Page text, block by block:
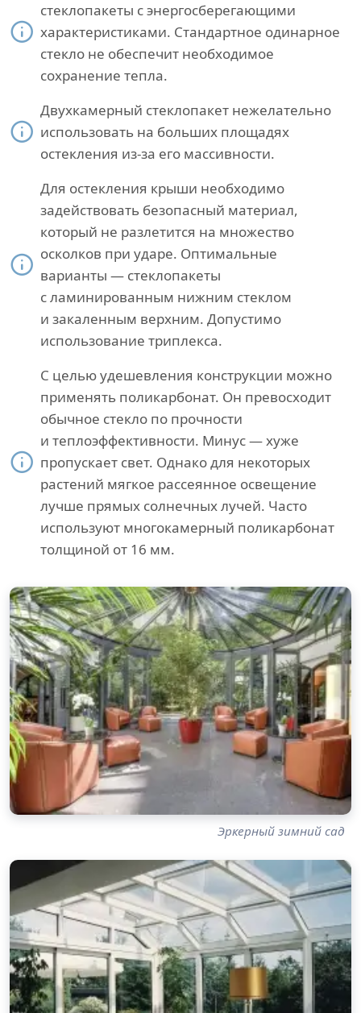
стеклопакеты с энергосберегающими
характеристиками. Стандартное одинарное
стекло не обеспечит необходимое
сохранение тепла.
Двухкамерный стеклопакет нежелательно
использовать на больших площадях
остекления из-за его массивности.
Для остекления крыши необходимо
задействовать безопасный материал,
который не разлетится на множество
осколков при ударе. Оптимальные
варианты — стеклопакеты
с ламинированным нижним стеклом
и закаленным верхним. Допустимо
использование триплекса.
С целью удешевления конструкции можно
применять поликарбонат. Он превосходит
обычное стекло по прочности
и теплоэффективности. Минус — хуже
пропускает свет. Однако для некоторых
растений мягкое рассеянное освещение
лучше прямых солнечных лучей. Часто
используют многокамерный поликарбонат
толщиной от 16 мм.
Эркерный зимний сад